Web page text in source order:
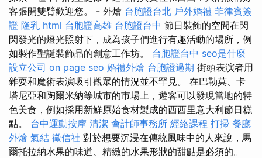
客張開雙臂歡迎您。 - 外燴 台胞證台北 戶外婚禮 菲律賓簽
證 隆乳 html 台胞證高雄 台胞證台中 節日裝飾的空間在閃
閃發光的燈光照射下，成為孩子們進行有趣活動的場所，例
如製作聖誕裝飾品的創意工作坊。 台胞證台中 seo是什麼
設立公司 on page seo 婚禮外燴 台胞證過期 街頭表演者用
雜耍和魔術表演吸引觀眾的情況並不罕見。 在巴勒莫、卡
塔尼亞和陶爾米納等城市的市場上，遊客可以發現當地的特
色美食，例如採用新鮮原始食材製成的西西里意大利節日糕
點。 台中運動按摩 清潔 會計師事務所 經絡課程 打掃 餐廳
外燴 氣結 徵信社 對於想要沉浸在傳統風味中的人來說，馬
爾托拉納水果的味道、精緻的水果形狀的甜點是必須的。